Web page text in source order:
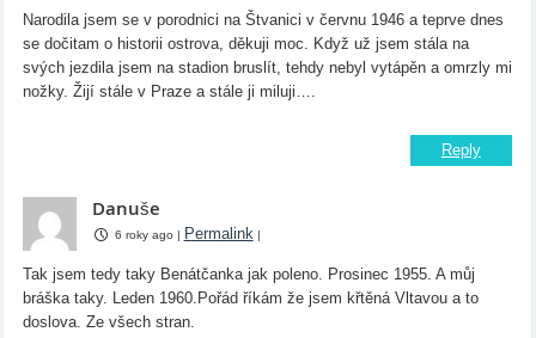
Narodila jsem se v porodnici na Štvanici v červnu 1946 a teprve dnes
se dočitam o historii ostrova, děkuji moc. Když už jsem stála na
svých jezdila jsem na stadion bruslít, tehdy nebyl vytápěn a omrzly mi
nožky. Žijí stále v Praze a stále ji miluji….
Reply
Danuše
6 roky ago | Permalink |
Tak jsem tedy taky Benátčanka jak poleno. Prosinec 1955. A můj
bráška taky. Leden 1960.Pořád říkám že jsem křtěná Vltavou a to
doslova. Ze všech stran.